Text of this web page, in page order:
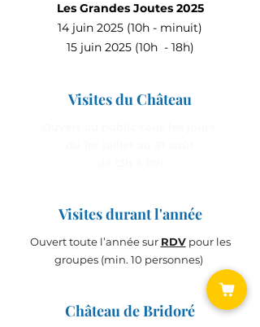
Les Grandes Joutes 2025
14 juin 2025 (10h - minuit)
15 juin 2025 (10h - 18h)
Visites du Château
Visites durant l'année
Ouvert toute l’année sur RDVpour les
groupes (min. 10 personnes)
Château de Bridoré